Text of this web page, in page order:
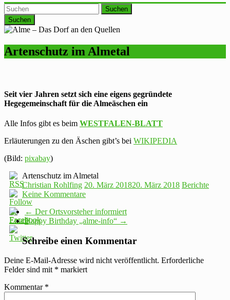
Suchen
Artenschutz im Almetal
Seit vier Jahren setzt sich eine eigens gegründete
Hegegemeinschaft für die Almeäschen ein
Alle Infos gibt es beim WESTFALEN-BLATT
Erläuterungen zu den Äschen gibt’s bei WIKIPEDIA
(Bild: pixabay)
Artenschutz im Almetal
Christian Rohlfing 20. März 201820. März 2018 Berichte
Keine Kommentare
← Der Ortsvorsteher informiert
Happy Birthday „alme-info“ →
Schreibe einen Kommentar
Deine E-Mail-Adresse wird nicht veröffentlicht. Erforderliche
Felder sind mit * markiert
Kommentar *